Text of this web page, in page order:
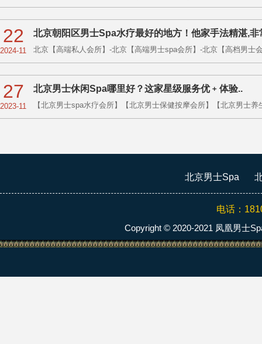
22
2024-11
北京朝阳区男士Spa水疗最好的地方！他家手法精湛,非
北京【高端私人会所】-北京【高端男士spa会所】-北京【高档男士
27
2023-11
北京男士休闲Spa哪里好？这家星级服务优﹢体验..
【北京男士spa水疗会所】【北京男士保健按摩会所】【北京男士
北京男士Spa
电话：
Copyright © 2020-2021 凤凰男士